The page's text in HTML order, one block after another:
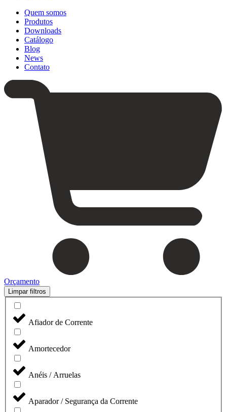
Quem somos
Produtos
Downloads
Catálogo
Blog
News
Contato
Orçamento
Limpar filtros
Afiador de Corrente
Amortecedor
Anéis / Arruelas
Aparador / Segurança da Corrente